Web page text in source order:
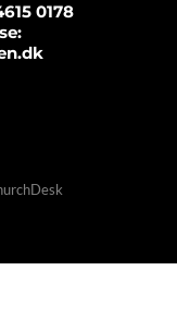
0178